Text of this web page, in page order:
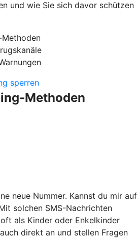
und wie Sie sich davor schützen
sperren
Methoden
neue Nummer. Kannst du mir auf
solchen SMS-Nachrichten
als Kinder oder Enkelkinder
direkt an und stellen Fragen